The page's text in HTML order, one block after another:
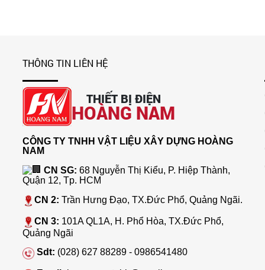
THÔNG TIN LIÊN HỆ
THIẾT BỊ ĐIỆN
HOÀNG NAM
CÔNG TY TNHH VẬT LIỆU XÂY DỰNG HOÀNG
NAM
CN SG: 68 Nguyễn Thị Kiểu, P. Hiệp Thành,
Quận 12, Tp. HCM
CN 2: Trần Hưng Đạo, TX.Đức Phổ, Quảng Ngãi.
CN 3: 101A QL1A, H. Phổ Hòa, TX.Đức Phổ,
Quảng Ngãi
Sdt: (028) 627 88289 - 0986541480